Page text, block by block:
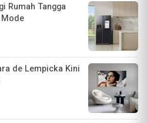
Rumah Tangga
Mode
de Lempicka Kini